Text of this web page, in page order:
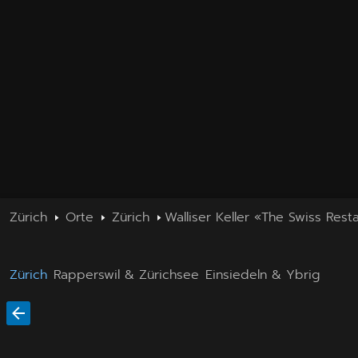
Zürich Orte Zürich Walliser Keller «The Swiss
Zürich Rapperswil & Zürichsee Einsiedeln & Ybrig